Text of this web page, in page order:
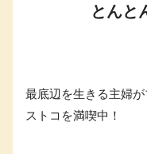
とんと
最底辺を生きる主婦
ストコを満喫中！